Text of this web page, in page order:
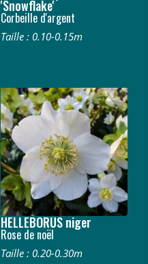
'Snowflake'
Corbeille d'argent
Taille : 0.10-0.15m
HELLEBORUS niger
Rose de noël
Taille : 0.20-0.30m